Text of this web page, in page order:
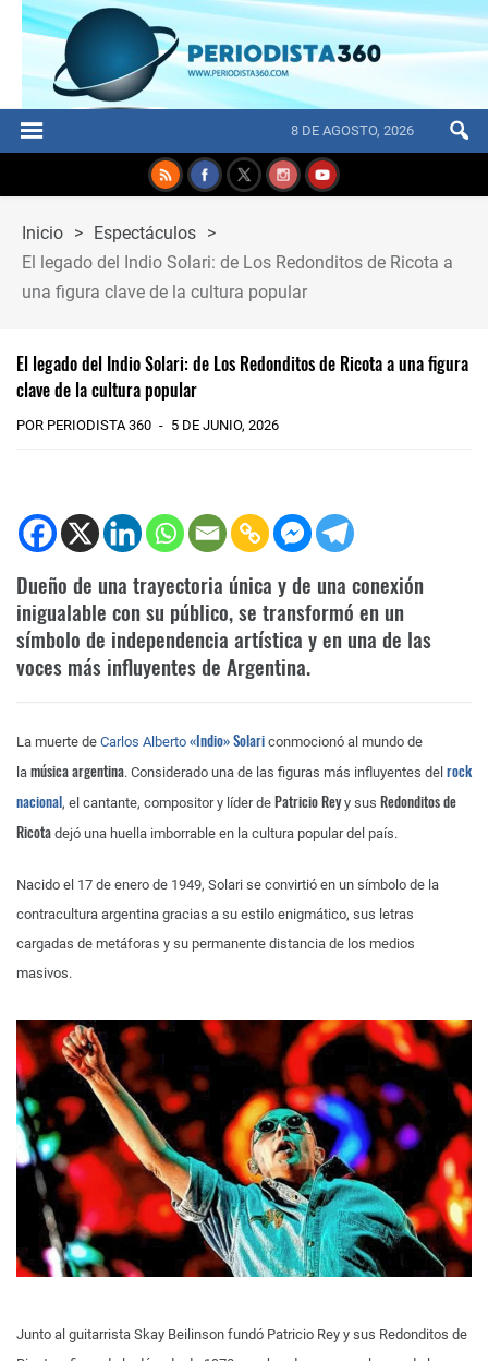
8 DE AGOSTO, 2026
Inicio > Espectáculos >
El legado del Indio Solari: de Los Redonditos de Ricota a
una figura clave de la cultura popular
El legado del Indio Solari: de Los Redonditos de Ricota a una figura
clave de la cultura popular
POR PERIODISTA 360 5 DE JUNIO, 2026
Dueño de una trayectoria única y de una conexión
inigualable con su público, se transformó en un
símbolo de independencia artística y en una de las
voces más influyentes de Argentina.
La muerte de Carlos Alberto «Indio» Solari conmocionó al mundo de
la música argentina. Considerado una de las figuras más influyentes del rock
nacional, el cantante, compositor y líder de Patricio Reyy sus Redonditos de
Ricota dejó una huella imborrable en la cultura popular del país.
Nacido el 17 de enero de 1949, Solari se convirtió en un símbolo de la
contracultura argentina gracias a su estilo enigmático, sus letras
cargadas de metáforas y su permanente distancia de los medios
masivos.
Junto al guitarrista Skay Beilinson fundó Patricio Rey y sus Redonditos de